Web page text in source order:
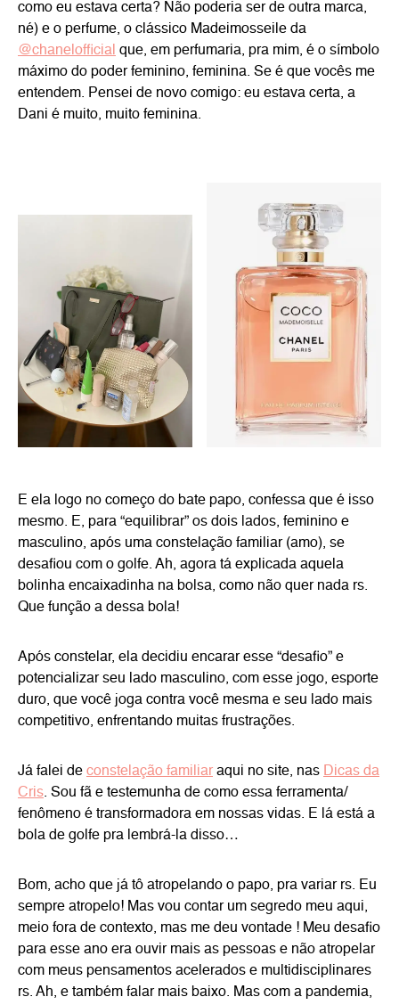
como eu estava certa? Não poderia ser de outra marca,
né) e o perfume, o clássico Madeimosseile da
@chanelofficial que, em perfumaria, pra mim, é o símbolo
máximo do poder feminino, feminina. Se é que vocês me
entendem. Pensei de novo comigo: eu estava certa, a
Dani é muito, muito feminina.
E ela logo no começo do bate papo, confessa que é isso
mesmo. E, para “equilibrar” os dois lados, feminino e
masculino, após uma constelação familiar (amo), se
desafiou com o golfe. Ah, agora tá explicada aquela
bolinha encaixadinha na bolsa, como não quer nada rs.
Que função a dessa bola!
Após constelar, ela decidiu encarar esse “desafio” e
potencializar seu lado masculino, com esse jogo, esporte
duro, que você joga contra você mesma e seu lado mais
competitivo, enfrentando muitas frustrações.
Já falei de constelação familiar aqui no site, nas Dicas da
Cris. Sou fã e testemunha de como essa ferramenta/
fenômeno é transformadora em nossas vidas. E lá está a
bola de golfe pra lembrá-la disso…
Bom, acho que já tô atropelando o papo, pra variar rs. Eu
sempre atropelo! Mas vou contar um segredo meu aqui,
meio fora de contexto, mas me deu vontade ! Meu desafio
para esse ano era ouvir mais as pessoas e não atropelar
com meus pensamentos acelerados e multidisciplinares
rs. Ah, e também falar mais baixo. Mas com a pandemia,